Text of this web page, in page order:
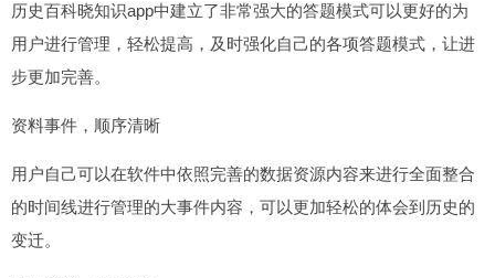
历史百科晓知识app中建立了非常强大的答题模式可以更好的为
用户进行管理，轻松提高，及时强化自己的各项答题模式，让进
步更加完善。
资料事件，顺序清晰
用户自己可以在软件中依照完善的数据资源内容来进行全面整合
的时间线进行管理的大事件内容，可以更加轻松的体会到历史的
变迁。